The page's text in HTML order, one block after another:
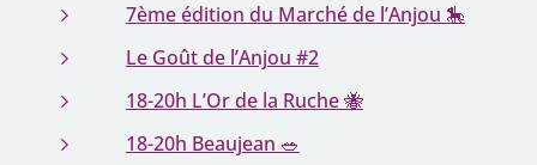
7ème édition du Marché de l’Anjou 🎠
Le Goût de l’Anjou #2
18-20h L’Or de la Ruche 🐝
18-20h Beaujean 🥗